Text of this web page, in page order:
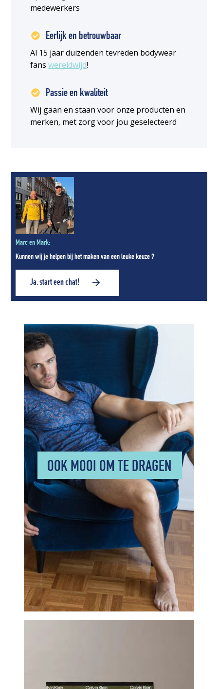
medewerkers
Eerlijk en betrouwbaar
Al 15 jaar duizenden tevreden bodywear
fanswereldwijd!
Passie en kwaliteit
Wij gaan en staan voor onze producten en
merken, met zorg voor jou geselecteerd
Marc en Mark:
Kunnen wij je helpen bij het maken van een leuke keuze ?
Ja, start een chat!
OOK MOOI OM TE DRAGEN